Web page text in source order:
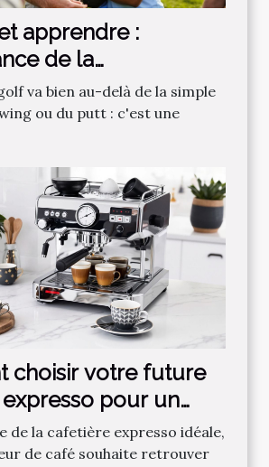
apprendre :
de la
dans
du golf
va bien au-delà de la simple
ou du putt : c'est une
choisir votre future
pour un
?
de la cafetière expresso idéale,
de café souhaite retrouver